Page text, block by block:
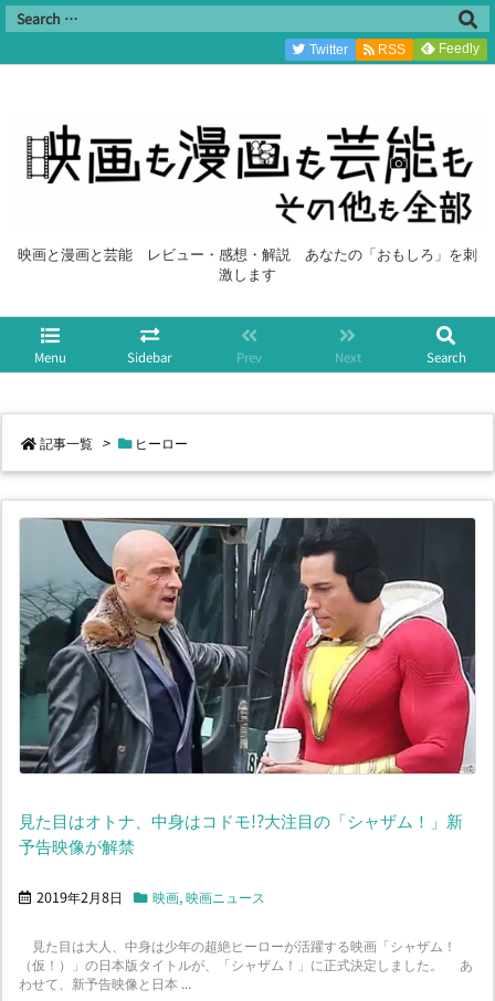
映画と漫画と芸能 レビュー・感想・解説 あなたの「おもしろ」を刺
激します
Menu Sidebar Prev Next Search
Twitter RSS Feedly
記事一覧 > ヒーロー
見た目はオトナ、中身はコドモ!?大注目の「シャザム！」新
予告映像が解禁
2019年2月8日 映画,映画ニュース
見た目は大人、中身は少年の超絶ヒーローが活躍する映画「シャザム！
（仮！）」の日本版タイトルが、「シャザム！」に正式決定しました。 あ
わせて、新予告映像と日本 ...